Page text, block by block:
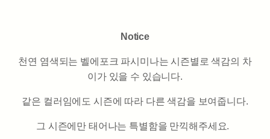
Notice
천연 염색되는 벨에포크 파시미나는 시즌별로 색감의 차
이가 있을 수 있습니다.
같은 컬러임에도 시즌에 따라 다른 색감을 보여줍니다.
그 시즌에만 태어나는 특별함을 만끽해주세요.